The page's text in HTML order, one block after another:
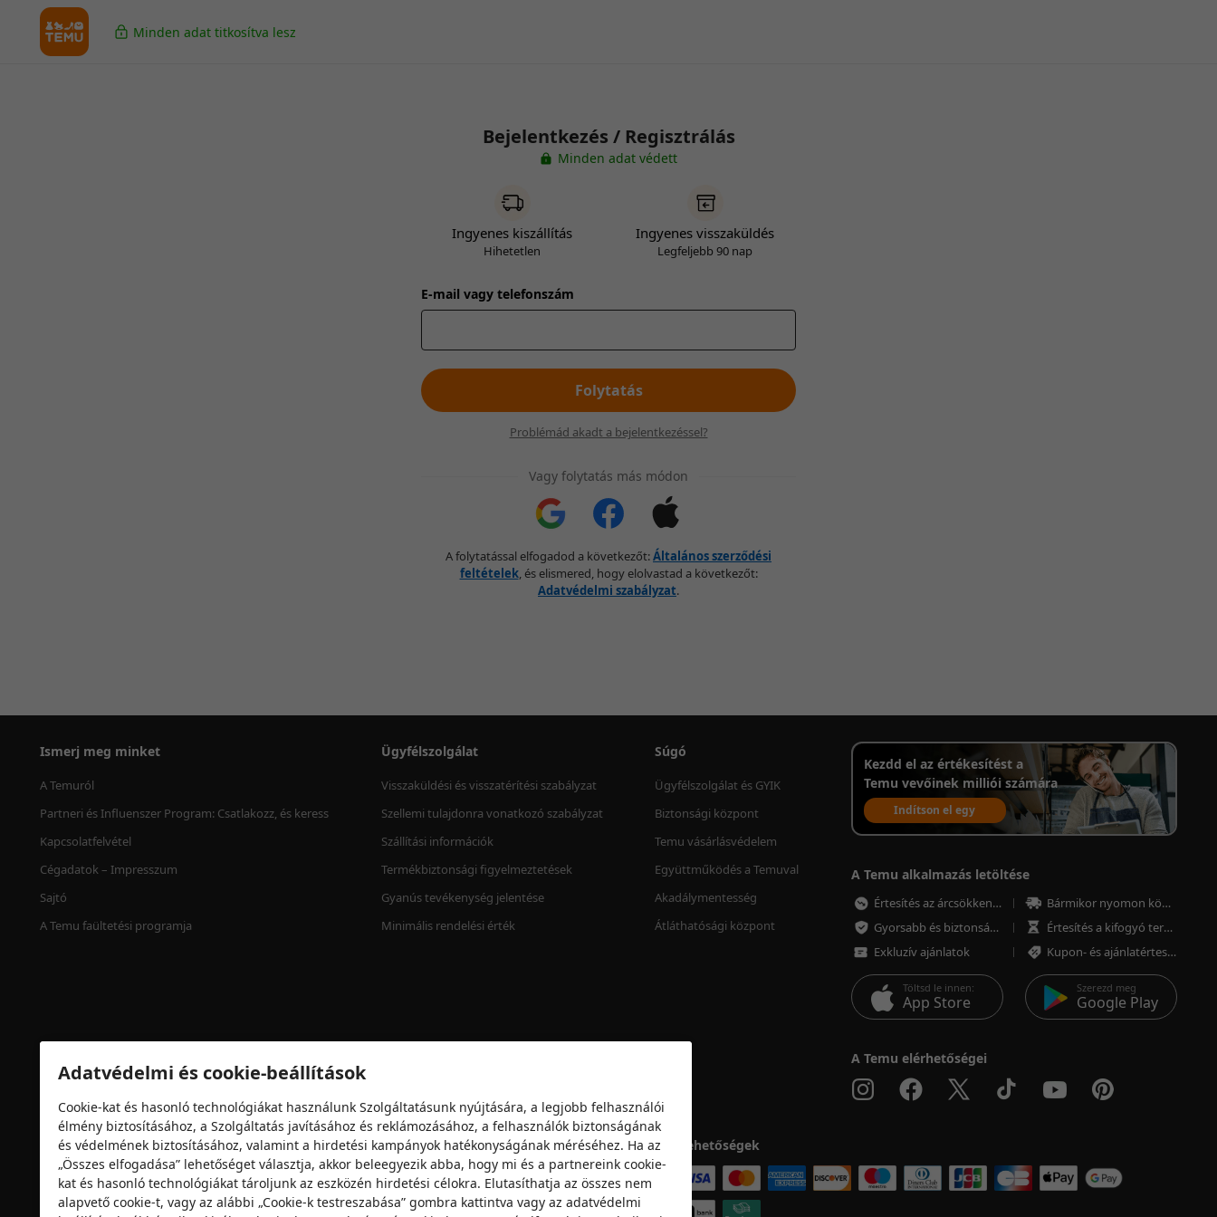
Minden adat titkosítva lesz
Bejelentkezés / Regisztrálás
Minden adat védett
Ingyenes kiszállítás
Hihetetlen
Ingyenes visszaküldés
Legfeljebb 90 nap
E-mail vagy telefonszám
Folytatás
Problémád akadt a bejelentkezéssel?
Vagy folytatás más módon
A folytatással elfogadod a következőt:Általános szerződési
feltételek, és elismered, hogy elolvastad a következőt:
Adatvédelmi szabályzat.
Ismerj meg minket
A Temuról
Partneri és Influenszer Program: Csatlakozz, és keress
Kapcsolatfelvétel
Cégadatok – Impresszum
Sajtó
A Temu faültetési programja
Ügyfélszolgálat
Visszaküldési és visszatérítési szabályzat
Szellemi tulajdonra vonatkozó szabályzat
Szállítási információk
Termékbiztonsági figyelmeztetések
Gyanús tevékenység jelentése
Minimális rendelési érték
Súgó
Ügyfélszolgálat és GYIK
Biztonsági központ
Temu vásárlásvédelem
Együttműködés a Temuval
Akadálymentesség
Átláthatósági központ
Kezdd el az értékesítést a
Temu vevőinek milliói számára
Indítson el egy
értékesítési fiókot
A Temu alkalmazás letöltése
Értesítés az árcsökkenésről
Bármikor nyomon követheted a megrendeléseket
Gyorsabb és biztonságosabb fizetés
Értesítés a kifogyó termékekről
Exkluzív ajánlatok
Kupon- és ajánlatértesítések
Töltsd le innen:
App Store
Szerezd meg
Google Play
A Temu elérhetőségei
Biztonsági tanúsítvány Fizetési lehetőségek
Adatvédelmi és cookie-beállítások
Cookie-kat és hasonló technológiákat használunk Szolgáltatásunk nyújtására, a legjobb felhasználói
élmény biztosításához, a Szolgáltatás javításához és reklámozásához, a felhasználók biztonságának
és védelmének biztosításához, valamint a hirdetési kampányok hatékonyságának méréséhez. Ha az
„Összes elfogadása” lehetőséget választja, akkor beleegyezik abba, hogy mi és a partnereink cookie-
kat és hasonló technológiákat tároljunk az eszközén hirdetési célokra. Elutasíthatja az összes nem
alapvető cookie-t, vagy az alábbi „Cookie-k testreszabása” gombra kattintva vagy az adatvédelmi